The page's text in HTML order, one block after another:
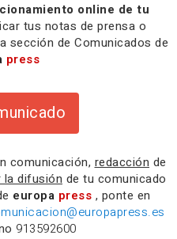
online de tu
tus notas de prensa o
sección de Comunicados de
press
comunicación, redacción de
la difusión de tu comunicado
europa press , ponte en
913592600